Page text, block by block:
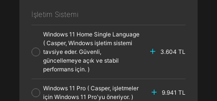
İşletim Sistemi
Windows 11 Home Single Language
( Casper, Windows işletim sistemi
tavsiye eder. Güvenli,
güncellemeye açık ve stabil
performans için. )
3.604 TL
Windows 11 Pro ( Casper, işletmeler
için Windows 11 Pro'yu öneriyor. )
9.941 TL